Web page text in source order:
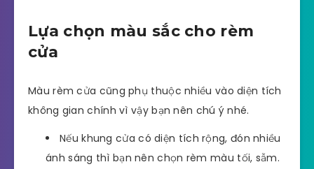
Lựa chọn màu sắc cho rèm
cửa
Màu rèm cửa cũng phụ thuộc nhiều vào diện tích
không gian chính vì vậy bạn nên chú ý nhé.
Nếu khung cửa có diện tích rộng, đón nhiều
ánh sáng thì bạn nên chọn rèm màu tối, sẫm.